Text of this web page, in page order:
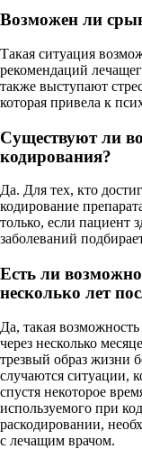
Возможен ли
Такая ситуация
рекомендаций
также выступают
которая привела к
Существуют ли
кодирования?
Да. Для тех, кто
кодирование
только, если пациент
заболеваний
Есть ли
несколько лет
Да, такая
через несколько
трезвый образ жизни
случаются ситуации,
спустя некоторое
используемого при
раскодировании,
с лечащим врачом.